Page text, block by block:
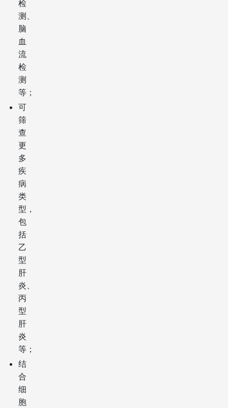
检
测、
脑
血
流
检
测
等；
可
筛
查
更
多
疾
病
类
型，
包
括
乙
型
肝
炎、
丙
型
肝
炎
等；
结
合
细
胞